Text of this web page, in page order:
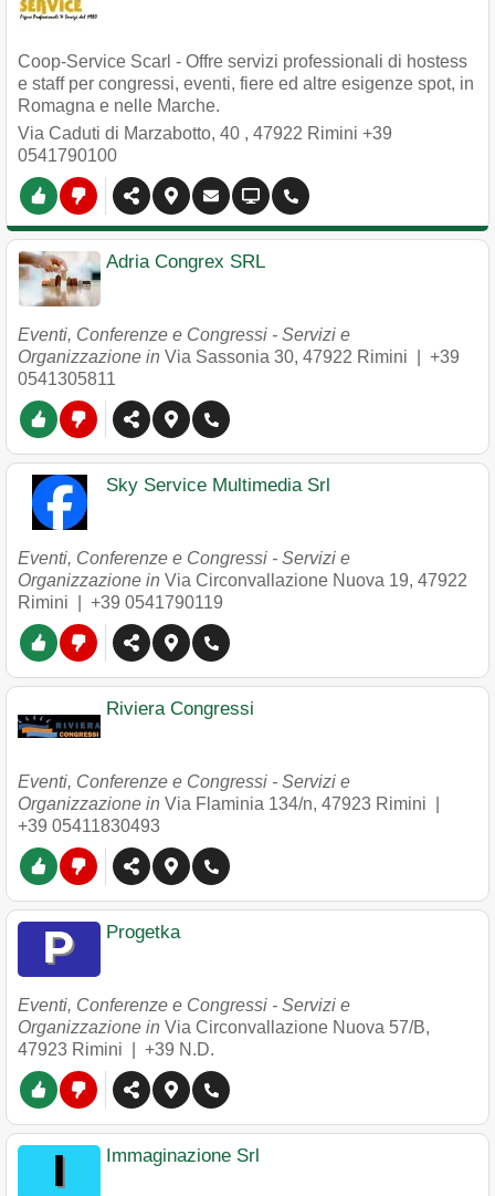
Coop-Service Scarl - Offre servizi professionali di hostess
e staff per congressi, eventi, fiere ed altre esigenze spot, in
Romagna e nelle Marche.
Via Caduti di Marzabotto, 40 , 47922 Rimini +39
0541790100
Adria Congrex SRL
Eventi, Conferenze e Congressi - Servizi e
Organizzazione in Via Sassonia 30, 47922 Rimini
+39
0541305811
Sky Service Multimedia Srl
Eventi, Conferenze e Congressi - Servizi e
Organizzazione in Via Circonvallazione Nuova 19, 47922
Rimini
+39 0541790119
Riviera Congressi
Eventi, Conferenze e Congressi - Servizi e
Organizzazione in Via Flaminia 134/n, 47923 Rimini
+39 05411830493
Progetka
Eventi, Conferenze e Congressi - Servizi e
Organizzazione in Via Circonvallazione Nuova 57/B,
47923 Rimini +39 N.D.
Immaginazione Srl